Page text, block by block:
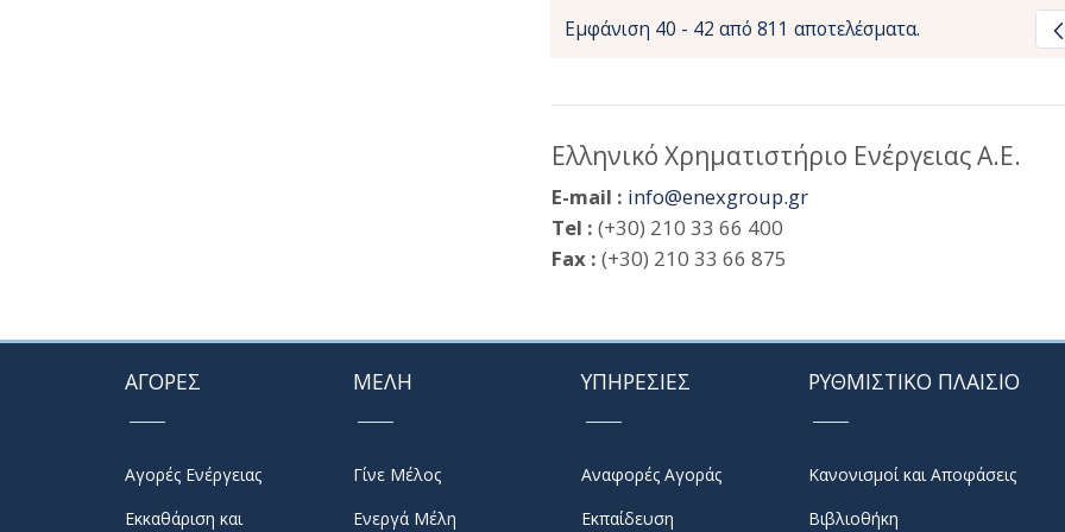
Εμφάνιση 40 - 42 από 811 αποτελέσματα.
Ελληνικό Χρηματιστήριο Ενέργειας Α.Ε.
E-mail : info@enexgroup.gr
Tel : (+30) 210 33 66 400
Fax : (+30) 210 33 66 875
ΑΓΟΡΕΣ
Αγορές Ενέργειας
Εκκαθάριση και
ΜΕΛΗ
Γίνε Μέλος
Ενεργά Μέλη
ΥΠΗΡΕΣΙΕΣ
Αναφορές Αγοράς
Εκπαίδευση
ΡΥΘΜΙΣΤΙΚΟ ΠΛΑΙΣΙΟ
Κανονισμοί και Αποφάσεις
Βιβλιοθήκη